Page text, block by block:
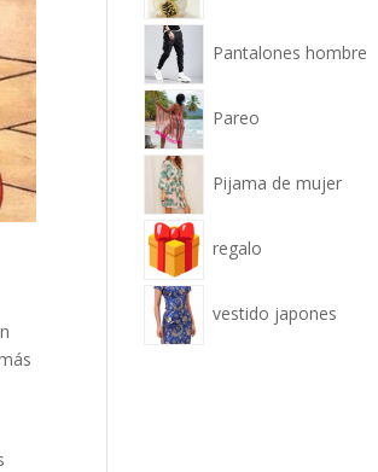
Pantalones hombre
Pareo
Pijama de mujer
regalo
vestido japones